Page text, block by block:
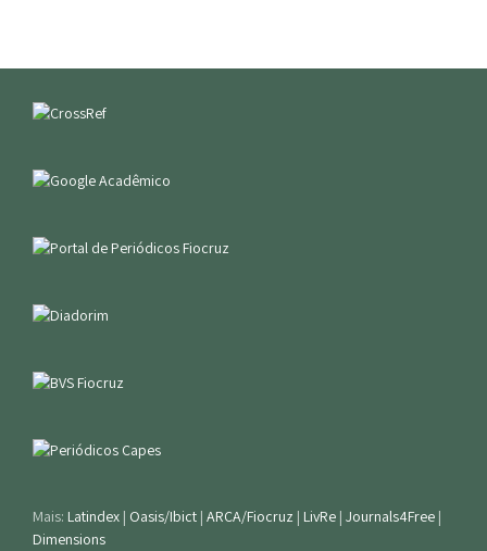
Mais: Latindex | Oasis/Ibict | ARCA/Fiocruz | LivRe | Journals4Free |
Dimensions